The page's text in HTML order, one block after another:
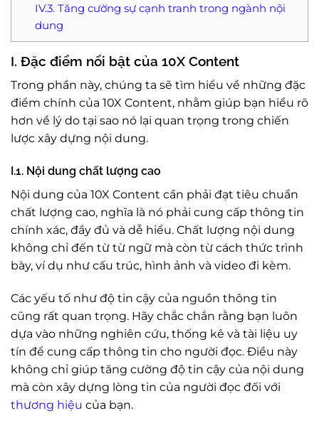
IV.3. Tăng cường sự cạnh tranh trong ngành nội
dung
I. Đặc điểm nổi bật của 10X Content
Trong phần này, chúng ta sẽ tìm hiểu về những đặc
điểm chính của 10X Content, nhằm giúp bạn hiểu rõ
hơn về lý do tại sao nó lại quan trọng trong chiến
lược xây dựng nội dung.
I.1. Nội dung chất lượng cao
Nội dung của 10X Content cần phải đạt tiêu chuẩn
chất lượng cao, nghĩa là nó phải cung cấp thông tin
chính xác, đầy đủ và dễ hiểu. Chất lượng nội dung
không chỉ đến từ từ ngữ mà còn từ cách thức trình
bày, ví dụ như cấu trúc, hình ảnh và video đi kèm.
Các yếu tố như độ tin cậy của nguồn thông tin
cũng rất quan trọng. Hãy chắc chắn rằng bạn luôn
dựa vào những nghiên cứu, thống kê và tài liệu uy
tín để cung cấp thông tin cho người đọc. Điều này
không chỉ giúp tăng cường độ tin cậy của nội dung
mà còn xây dựng lòng tin của người đọc đối với
thương hiệu của bạn.